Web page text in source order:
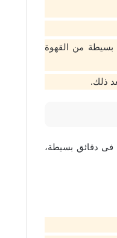
بسيطة من القهوة
ذلك.
دقائق بسيطة،